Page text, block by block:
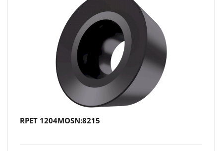
RPET 1204MOSN:8215